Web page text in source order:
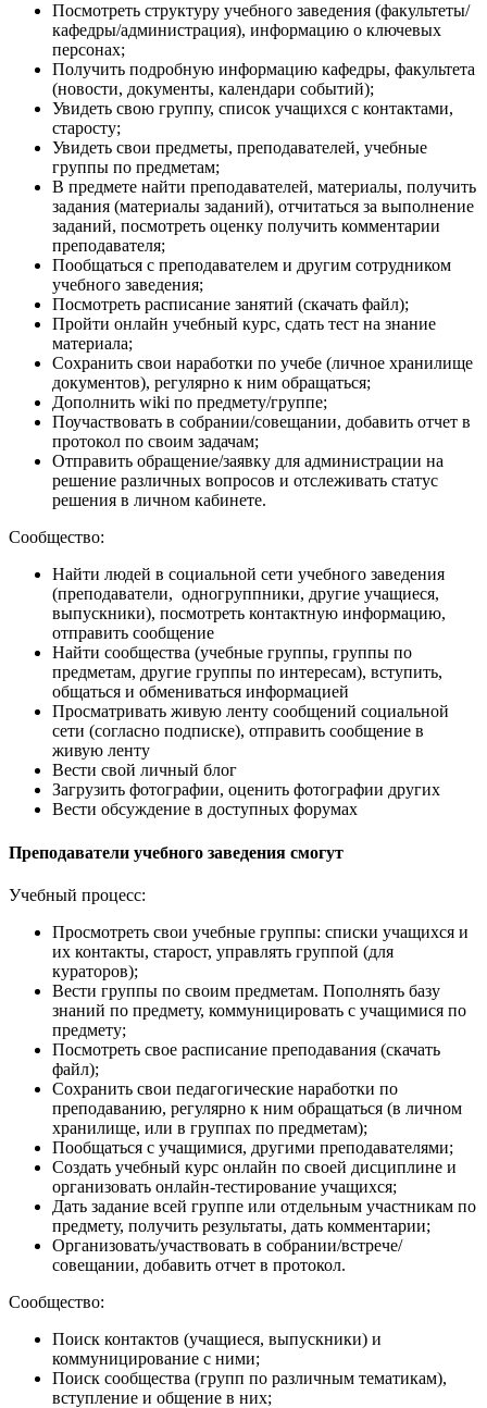
Посмотреть структуру учебного заведения (факультеты/
кафедры/администрация), информацию о ключевых
персонах;
Получить подробную информацию кафедры, факультета
(новости, документы, календари событий);
Увидеть свою группу, список учащихся с контактами,
старосту;
Увидеть свои предметы, преподавателей, учебные
группы по предметам;
В предмете найти преподавателей, материалы, получить
задания (материалы заданий), отчитаться за выполнение
заданий, посмотреть оценку получить комментарии
преподавателя;
Пообщаться с преподавателем и другим сотрудником
учебного заведения;
Посмотреть расписание занятий (скачать файл);
Пройти онлайн учебный курс, сдать тест на знание
материала;
Сохранить свои наработки по учебе (личное хранилище
документов), регулярно к ним обращаться;
Дополнить wiki по предмету/группе;
Поучаствовать в собрании/совещании, добавить отчет в
протокол по своим задачам;
Отправить обращение/заявку для администрации на
решение различных вопросов и отслеживать статус
решения в личном кабинете.
Сообщество:
Найти людей в социальной сети учебного заведения
(преподаватели, одногруппники, другие учащиеся,
выпускники), посмотреть контактную информацию,
отправить сообщение
Найти сообщества (учебные группы, группы по
предметам, другие группы по интересам), вступить,
общаться и обмениваться информацией
Просматривать живую ленту сообщений социальной
сети (согласно подписке), отправить сообщение в
живую ленту
Вести свой личный блог
Загрузить фотографии, оценить фотографии других
Вести обсуждение в доступных форумах
Преподаватели учебного заведения смогут
Учебный процесс:
Просмотреть свои учебные группы: списки учащихся и
их контакты, старост, управлять группой (для
кураторов);
Вести группы по своим предметам. Пополнять базу
знаний по предмету, коммуницировать с учащимися по
предмету;
Посмотреть свое расписание преподавания (скачать
файл);
Сохранить свои педагогические наработки по
преподаванию, регулярно к ним обращаться (в личном
хранилище, или в группах по предметам);
Пообщаться с учащимися, другими преподавателями;
Создать учебный курс онлайн по своей дисциплине и
организовать онлайн-тестирование учащихся;
Дать задание всей группе или отдельным участникам по
предмету, получить результаты, дать комментарии;
Организовать/участвовать в собрании/встрече/
совещании, добавить отчет в протокол.
Сообщество:
Поиск контактов (учащиеся, выпускники) и
коммуницирование с ними;
Поиск сообщества (групп по различным тематикам),
вступление и общение в них;